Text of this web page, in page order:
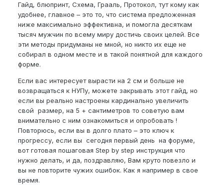
Гайд, блюпринт, Схема, Грааль, Протокол, тут кому как
удобнее, главное – это то, что система предложенная
ниже максимально эффективна, и помогла десяткам
тысяч мужчин по всему миру достичь своих целей. Все
эти методы придуманы не мной, но никто их еще не
собирал в одном месте и в такой понятной для каждого
форме.
Если вас интересует вырасти на 2 см и больше не
возвращаться к НУПу, можете закрывать этот гайд, но
если вы реально настроены кардинально увеличить
свой размер, на 5 + сантиметров то советую вам
внимательно с ним ознакомиться и опробовать !
Повторюсь, если вы в долго плато – это ключ к
прогрессу, если вы сегодня первый день на форуме,
вот готовая пошаговая Step by step инструкция что
нужно делать, и да, поздравляю, Вам круто повезло и
вы не повторите чужих ошибок. Как я например в свое
время.